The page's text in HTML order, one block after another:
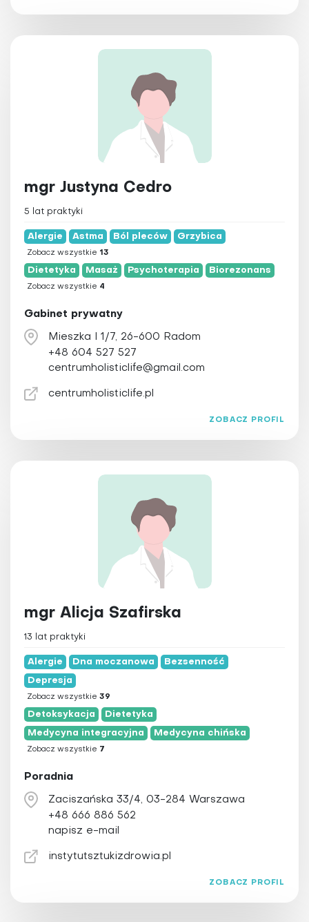
mgr Justyna Cedro
5 lat praktyki
Alergie Astma Ból pleców Grzybica
Zobacz wszystkie 13
Dietetyka Masaż Psychoterapia Biorezonans
Zobacz wszystkie 4
Gabinet prywatny
Mieszka I 1/7, 26-600 Radom
+48 604 527 527
centrumholisticlife@gmail.com
centrumholisticlife.pl
ZOBACZ PROFIL
mgr Alicja Szafirska
13 lat praktyki
Alergie Dna moczanowa Bezsenność
Depresja
Zobacz wszystkie 39
Detoksykacja Dietetyka
Medycyna integracyjna Medycyna chińska
Zobacz wszystkie 7
Poradnia
Zaciszańska 33/4, 03-284 Warszawa
+48 666 886 562
napisz e-mail
instytutsztukizdrowia.pl
ZOBACZ PROFIL